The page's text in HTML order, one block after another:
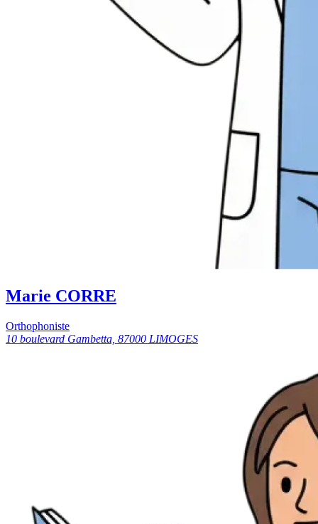
Marie CORRE
Orthophoniste
10 boulevard Gambetta, 87000 LIMOGES